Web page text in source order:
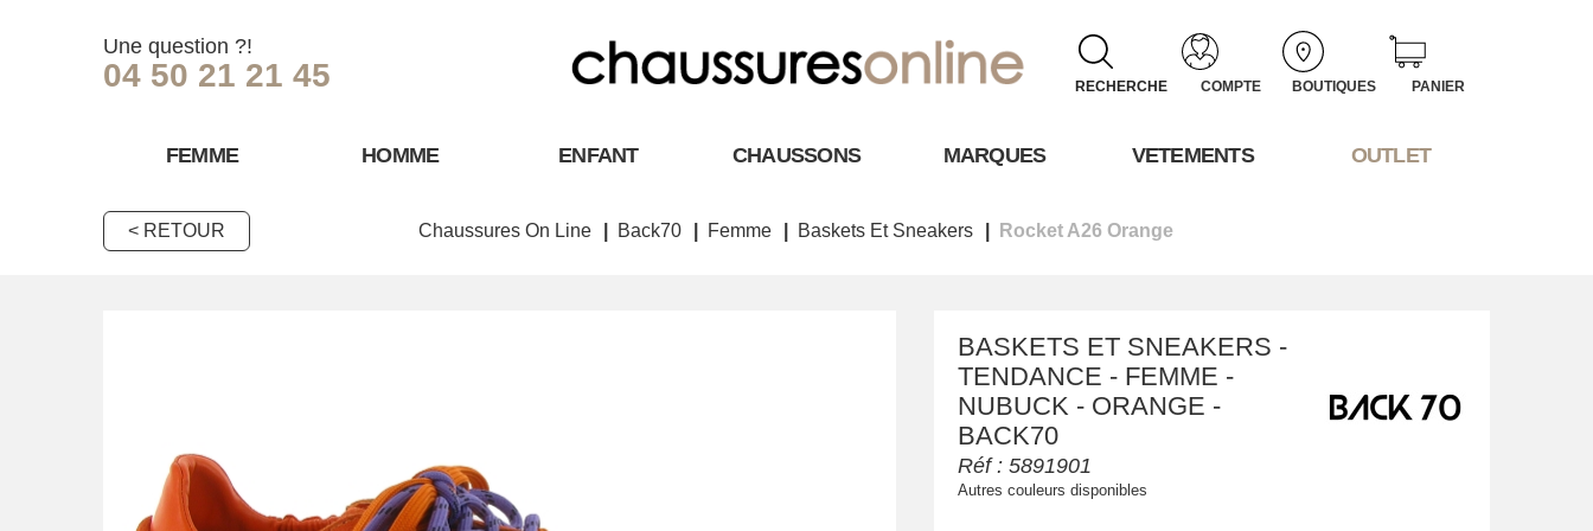
Une question ?!
04 50 21 21 45 RECHERCHE COMPTE BOUTIQUES PANIER
FEMME HOMME ENFANT CHAUSSONS MARQUES VETEMENTS OUTLET
< RETOUR Chaussures On Line Back70 Femme Baskets Et Sneakers Rocket A26 Orange
BASKETS ET SNEAKERS -
TENDANCE - FEMME -
NUBUCK - ORANGE -
BACK70
Réf :5891901
Autres couleurs disponibles